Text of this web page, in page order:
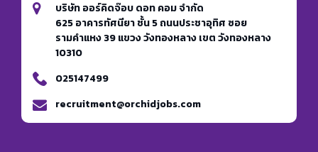
บริษัท ออร์คิดจ๊อบ ดอท คอม จำกัด
625 อาคารทัศนียา ชั้น 5 ถนนประชาอุทิศ ซอย
รามคำแหง 39 แขวง วังทองหลาง เขต วังทองหลาง
10310
025147499
recruitment@orchidjobs.com